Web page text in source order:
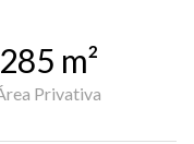
285 m²
Privativa